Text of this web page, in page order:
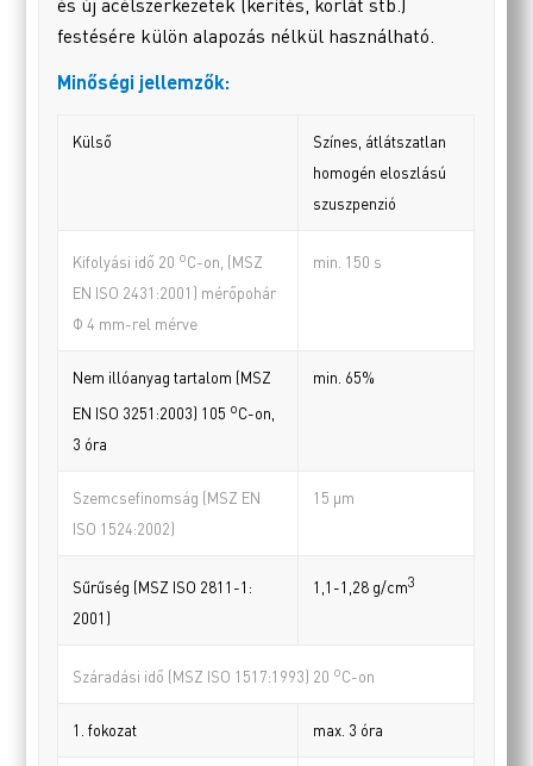
festésére külön alapozás nélkül használható.
Minőségi jellemzők:
Külső
Színes, átlátszatlan
homogén eloszlású
szuszpenzió
Kifolyási idő 20 oC-on, (MSZ
EN ISO 2431:2001) mérőpohár
Φ 4 mm-rel mérve
min. 150 s
Nem illóanyag tartalom (MSZ
EN ISO 3251:2003) 105 oC-on,
3 óra
min. 65%
Szemcsefinomság (MSZ EN
ISO 1524:2002)
15 µm
Sűrűség (MSZ ISO 2811-1:
2001)
1,1-1,28 g/cm3
Száradási idő (MSZ ISO 1517:1993) 20 oC-on
1. fokozat max. 3 óra